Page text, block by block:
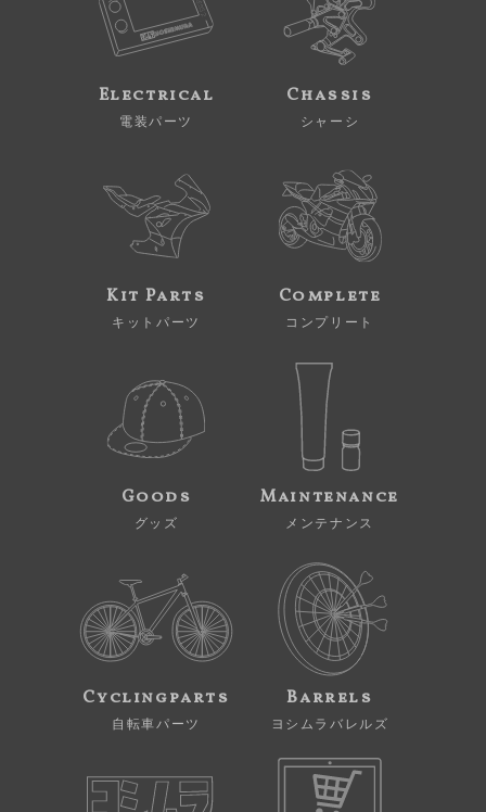
Electrical
電装パーツ
Chassis
シャーシ
Kit Parts
キットパーツ
Complete
コンプリート
Goods
グッズ
Maintenance
メンテナンス
Cyclingparts
自転車パーツ
Barrels
ヨシムラバレルズ